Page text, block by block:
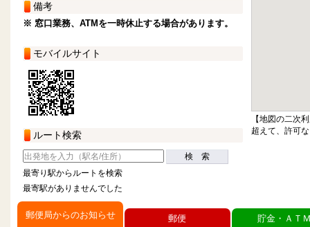
備考
※ 窓口業務、ATMを一時休止する場合があります。
モバイルサイト
ルート検索
検 索
最寄り駅からルートを検索
最寄駅がありませんでした
【地図の二次
超えて、許可
郵便局からのお知らせ 郵便 貯金・ＡＴ